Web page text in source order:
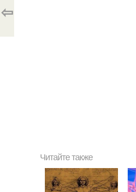
⇦
Читайте также